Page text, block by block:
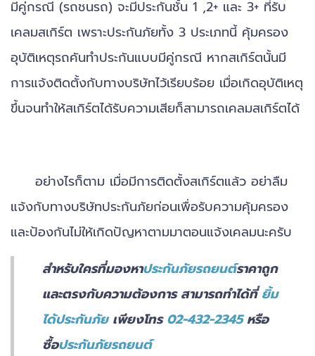
มีคู่กรณี (รถชนรถ) จะมีประกันชั้น 1 ,2+ และ 3+ ที่รับ
เคลมสเกิร์ต เพราะประกันภัยทั้ง 3 ประเภทนี้ คุ้มครอง
อุบัติเหตุรถคันทำประกันแบบมีคู่กรณี หากสเกิร์ตนั้นมี
การแจ้งติดตั้งกับทางบริษัทไว้เรียบร้อย เมื่อเกิดอุบัติเหตุ
ขึ้นจนทำให้สเกิร์ตได้รับความเสียก็สามารถเคลมสเกิร์ตได้
อย่างไรก็ตาม เมื่อมีการติดตั้งสเกิร์ตแล้ว อย่าลืม
แจ้งกับทางบริษัทประกันภัยก่อนเพื่อรับความคุ้มครอง
และป้องกันไม่ให้เกิดปัญหาตามมาตอนแจ้งเคลมนะครับ
สำหรับใครที่มองหาประกันภัยรถยนต์ราคาถูก
และตรงกับความต้องการ สามารถทำได้ที่ยิ้ม
ได้ประกันภัยเพียงโทร02-432-2345หรือ
ซื้อประกันภัยรถยนต์